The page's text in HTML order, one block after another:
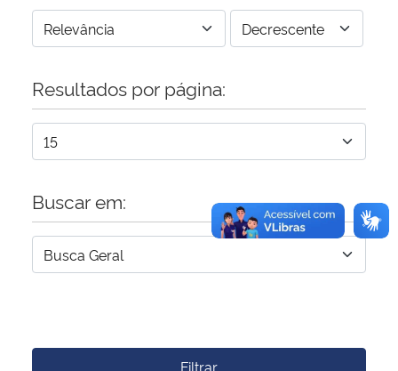
Advocacia-Geral da União
Banco Central do Brasil
Resultados por página:
Buscar em:
Filtrar